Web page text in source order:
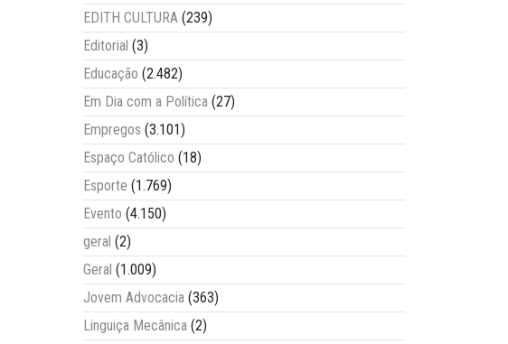
EDITH CULTURA (239)
Editorial (3)
Educação (2.482)
Em Dia com a Política (27)
Empregos (3.101)
Espaço Católico (18)
Esporte (1.769)
Evento (4.150)
geral (2)
Geral (1.009)
Jovem Advocacia (363)
Linguiça Mecânica (2)